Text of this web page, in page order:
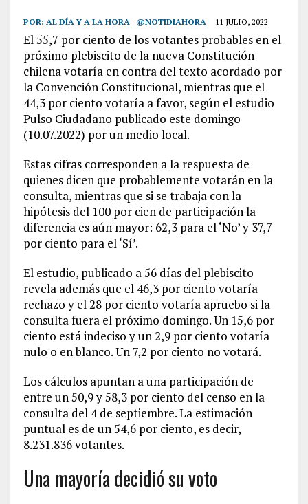
POR: AL DÍA Y A LA HORA | @NOTIDIAHORA 11 JULIO, 2022
El 55,7 por ciento de los votantes probables en el
próximo plebiscito de la nueva Constitución
chilena votaría en contra del texto acordado por
la Convención Constitucional, mientras que el
44,3 por ciento votaría a favor, según el estudio
Pulso Ciudadano publicado este domingo
(10.07.2022) por un medio local.
Estas cifras corresponden a la respuesta de
quienes dicen que probablemente votarán en la
consulta, mientras que si se trabaja con la
hipótesis del 100 por cien de participación la
diferencia es aún mayor: 62,3 para el ‘No’ y 37,7
por ciento para el ‘Sí’.
El estudio, publicado a 56 días del plebiscito
revela además que el 46,3 por ciento votaría
rechazo y el 28 por ciento votaría apruebo si la
consulta fuera el próximo domingo. Un 15,6 por
ciento está indeciso y un 2,9 por ciento votaría
nulo o en blanco. Un 7,2 por ciento no votará.
Los cálculos apuntan a una participación de
entre un 50,9 y 58,3 por ciento del censo en la
consulta del 4 de septiembre. La estimación
puntual es de un 54,6 por ciento, es decir,
8.231.836 votantes.
Una mayoría decidió su voto